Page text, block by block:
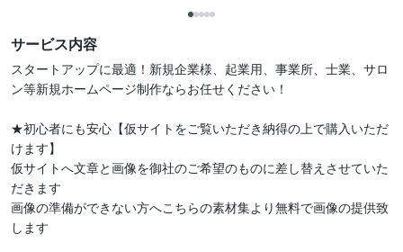
サービス内容
スタートアップに最適！新規企業様、起業用、事業所、士業、サロ
ン等新規ホームページ制作ならお任せください！
★初心者にも安心【仮サイトをご覧いただき納得の上で購入いただ
けます】
仮サイトへ文章と画像を御社のご希望のものに差し替えさせていた
だきます
画像の準備ができない方へこちらの素材集より無料で画像の提供致
します